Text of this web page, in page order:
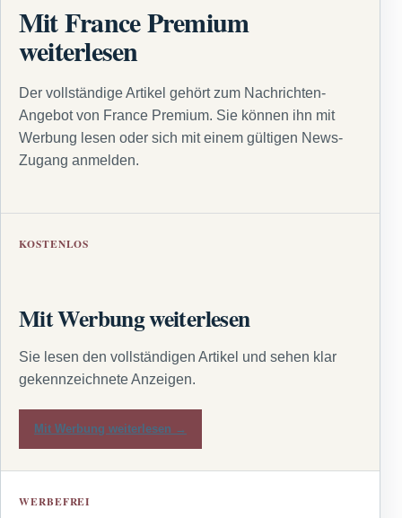
Mit France Premium
weiterlesen
Der vollständige Artikel gehört zum Nachrichten-
Angebot von France Premium. Sie können ihn mit
Werbung lesen oder sich mit einem gültigen News-
Zugang anmelden.
KOSTENLOS
Mit Werbung weiterlesen
Sie lesen den vollständigen Artikel und sehen klar
gekennzeichnete Anzeigen.
Mit Werbung weiterlesen →
WERBEFREI